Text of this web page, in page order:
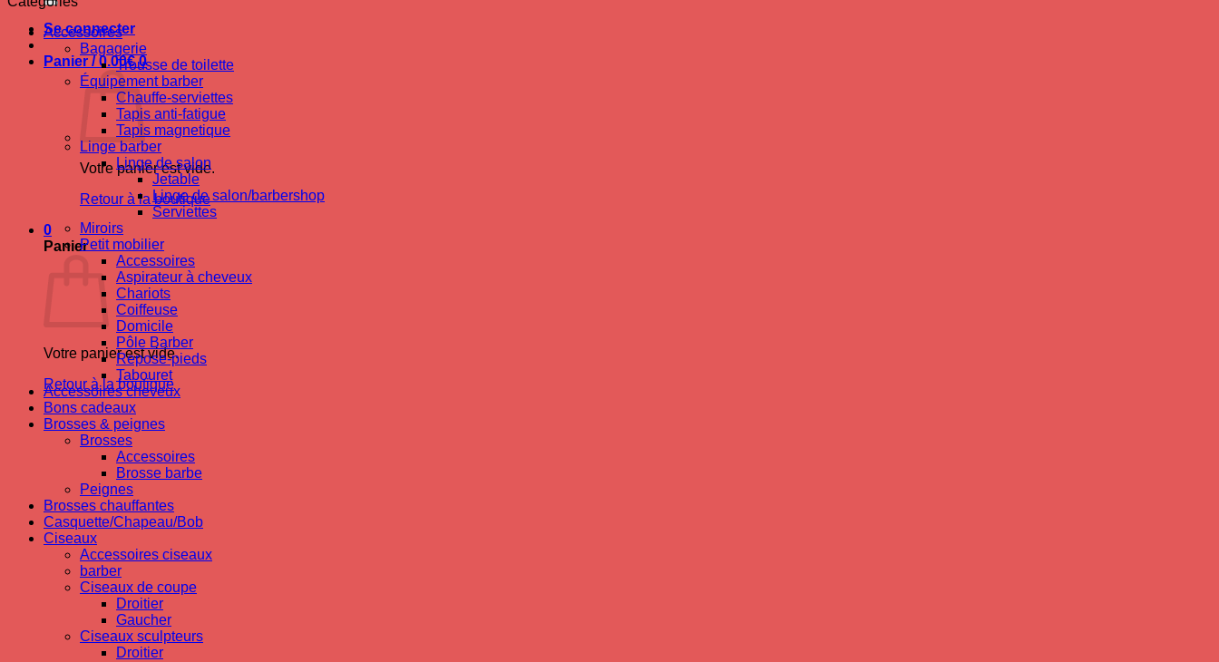
Se connecter
Panier /0.00€ 0
Votre panier est vide.
Retour à la boutique
0
Panier
Votre panier est vide.
Retour à la boutique
Accessoires
Bagagerie
Trousse de toilette
Équipement barber
Chauffe-serviettes
Tapis anti-fatigue
Tapis magnetique
Linge barber
Linge de salon
Jetable
Linge de salon/barbershop
Serviettes
Miroirs
Petit mobilier
Accessoires
Aspirateur à cheveux
Chariots
Coiffeuse
Domicile
Pôle Barber
Repose-pieds
Tabouret
Accessoires cheveux
Bons cadeaux
Brosses & peignes
Brosses
Accessoires
Brosse barbe
Peignes
Brosses chauffantes
Casquette/Chapeau/Bob
Ciseaux
Accessoires ciseaux
barber
Ciseaux de coupe
Droitier
Gaucher
Ciseaux sculpteurs
Droitier